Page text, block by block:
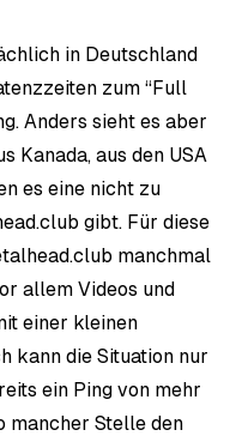
in Deutschland
zum “Full
Anders sieht es aber
Kanada, aus den USA
es eine nicht zu
gibt. Für diese
manchmal
allem Videos und
einer kleinen
kann die Situation nur
ein Ping von mehr
mancher Stelle den